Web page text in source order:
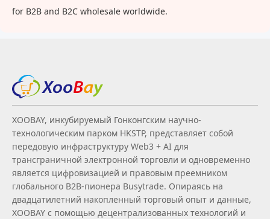
for B2B and B2C wholesale worldwide.
XOOBAY, инкубируемый Гонконгским научно-
технологическим парком HKSTP, представляет собой
передовую инфраструктуру Web3 + AI для
трансграничной электронной торговли и одновременно
является цифровизацией и правовым преемником
глобального B2B‑пионера Busytrade. Опираясь на
двадцатилетний накопленный торговый опыт и данные,
XOOBAY с помощью децентрализованных технологий и